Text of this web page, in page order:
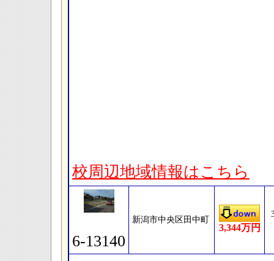
校周辺地域情報はこちら
6-13140
新潟市中央区田中町
3,344万円